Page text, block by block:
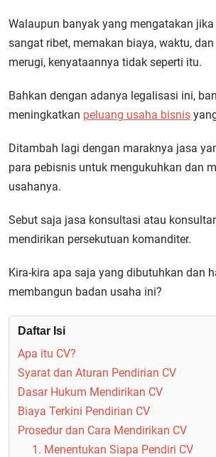
Walaupun banyak yang mengatakan jika
sangat ribet, memakan biaya, waktu,
merugi, kenyataannya tidak seperti itu.
Bahkan dengan adanya legalisasi ini,
meningkatkan peluang usaha bisnis
Ditambah lagi dengan maraknya jasa
para pebisnis untuk mengukuhkan dan
usahanya.
Sebut saja jasa konsultasi atau
mendirikan persekutuan komanditer.
Kira-kira apa saja yang dibutuhkan dan
membangun badan usaha ini?
Daftar Isi
Apa itu CV?
Syarat dan Aturan Pendirian CV
Dasar Hukum Mendirikan CV
Biaya Terkini Pendirian CV
Prosedur dan Cara Mendirikan CV
1. Menentukan Siapa Pendiri CV